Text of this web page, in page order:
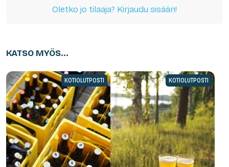
Oletko jo tilaaja? Kirjaudu sisään!
KATSO MYÖS...
KOTIOLUTPOSTI KOTIOLUTPOSTI